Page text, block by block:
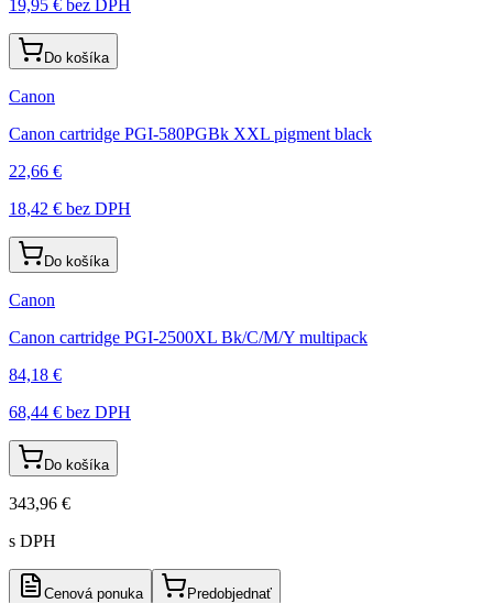
19,95 € bez DPH
Do košíka
Canon
Canon cartridge PGI-580PGBk XXL pigment black
22,66 €
18,42 € bez DPH
Do košíka
Canon
Canon cartridge PGI-2500XL Bk/C/M/Y multipack
84,18 €
68,44 € bez DPH
Do košíka
343,96 €
s DPH
Cenová ponuka Predobjednať